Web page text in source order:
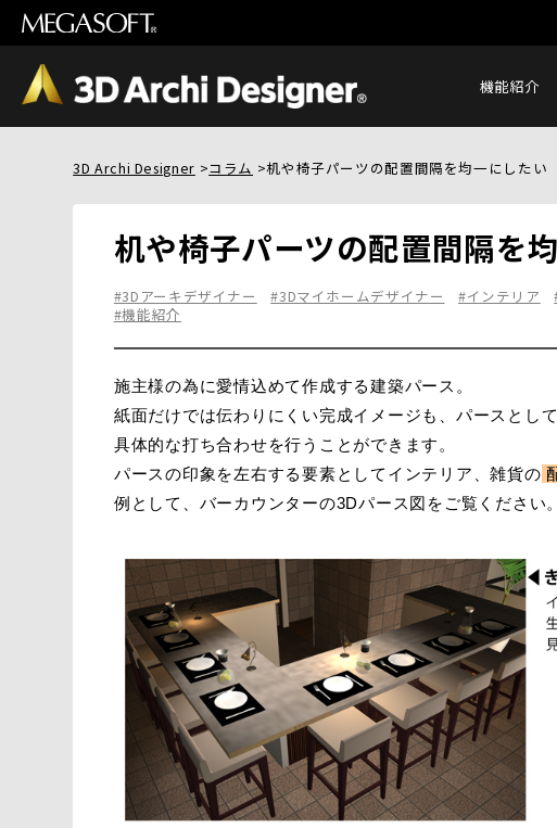
機能紹介
3D Archi Designer コラム 机や椅子パーツの配置間隔を均一にしたい
机や椅子パーツの配置間隔を
#3Dアーキデザイナー #3Dマイホームデザイナー #インテリア
#機能紹介
施主様の為に愛情込めて作成する建築パース。
紙面だけでは伝わりにくい完成イメージも、パースとし
具体的な打ち合わせを行うことができます。
パースの印象を左右する要素としてインテリア、雑貨の
例として、バーカウンターの3Dパース図をご覧ください。